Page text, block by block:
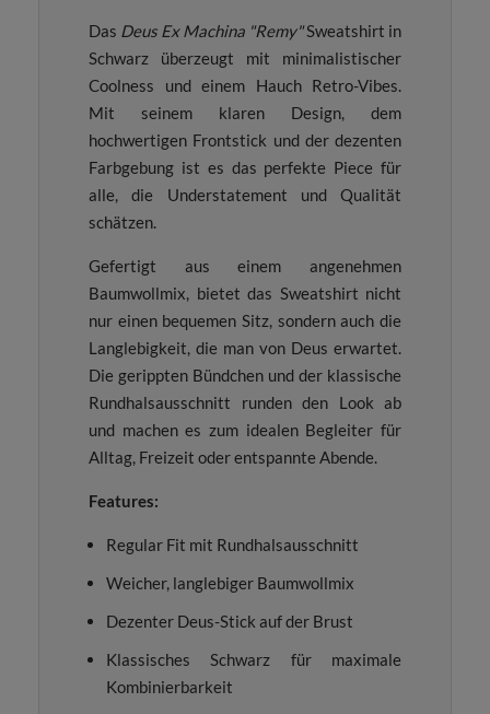
Das Deus Ex Machina "Remy"Sweatshirt in
Schwarz überzeugt mit minimalistischer
Coolness und einem Hauch Retro-Vibes.
Mit seinem klaren Design, dem
hochwertigen Frontstick und der dezenten
Farbgebung ist es das perfekte Piece für
alle, die Understatement und Qualität
schätzen.
Gefertigt aus einem angenehmen
Baumwollmix, bietet das Sweatshirt nicht
nur einen bequemen Sitz, sondern auch die
Langlebigkeit, die man von Deus erwartet.
Die gerippten Bündchen und der klassische
Rundhalsausschnitt runden den Look ab
und machen es zum idealen Begleiter für
Alltag, Freizeit oder entspannte Abende.
Features:
Regular Fit mit Rundhalsausschnitt
Weicher, langlebiger Baumwollmix
Dezenter Deus-Stick auf der Brust
Klassisches Schwarz für maximale
Kombinierbarkeit